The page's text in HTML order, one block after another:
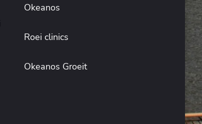
Okeanos
Roei clinics
Okeanos Groeit